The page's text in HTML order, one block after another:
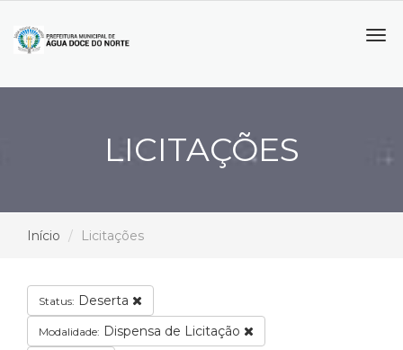
LICITAÇÕES
Início Licitações
Status: Deserta
Modalidade: Dispensa de Licitação